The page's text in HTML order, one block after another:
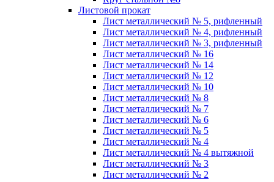
Листовой прокат
Лист металлический № 5, рифленный
Лист металлический № 4, рифленный
Лист металлический № 3, рифленный
Лист металлический № 16
Лист металлический № 14
Лист металлический № 12
Лист металлический № 10
Лист металлический № 8
Лист металлический № 7
Лист металлический № 6
Лист металлический № 5
Лист металлический № 4
Лист металлический № 4 вытяжной
Лист металлический № 3
Лист металлический № 2